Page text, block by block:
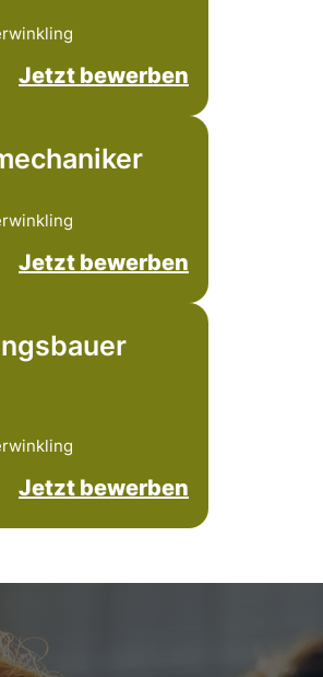
Jetzt bewerben
Jetzt bewerben
Jetzt bewerben